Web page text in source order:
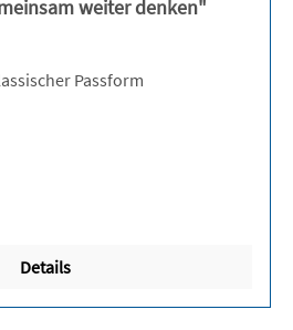
weiter denken"
Passform
Details